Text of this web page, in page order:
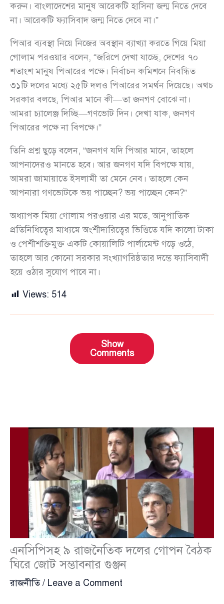
করুন। বাংলাদেশের মানুষ আরেকটি হাসিনা জন্ম নিতে দেবে
না। আরেকটি ফ্যাসিবাদ জন্ম নিতে দেবে না।”
পিআর ব্যবস্থা নিয়ে নিজের অবস্থান ব্যাখ্যা করতে গিয়ে মিয়া
গোলাম পরওয়ার বলেন, “জরিপে দেখা যাচ্ছে, দেশের ৭০
শতাংশ মানুষ পিআরের পক্ষে। নির্বাচন কমিশনে নিবন্ধিত
৩১টি দলের মধ্যে ২৫টি দলও পিআরের সমর্থন দিয়েছে। অথচ
সরকার বলছে, পিআর মানে কী—তা জনগণ বোঝে না।
আমরা চ্যালেঞ্জ দিচ্ছি—গণভোট দিন। দেখা যাক, জনগণ
পিআরের পক্ষে না বিপক্ষে।”
তিনি প্রশ্ন ছুড়ে বলেন, “জনগণ যদি পিআর মানে, তাহলে
আপনাদেরও মানতে হবে। আর জনগণ যদি বিপক্ষে যায়,
আমরা জামায়াতে ইসলামী তা মেনে নেব। তাহলে কেন
আপনারা গণভোটকে ভয় পাচ্ছেন? ভয় পাচ্ছেন কেন?”
অধ্যাপক মিয়া গোলাম পরওয়ার এর মতে, আনুপাতিক
প্রতিনিধিত্বের মাধ্যমে অংশীদারিত্বের ভিত্তিতে যদি কালো টাকা
ও পেশীশক্তিমুক্ত একটি কোয়ালিটি পার্লামেন্ট গড়ে ওঠে,
তাহলে আর কোনো সরকার সংখ্যাগরিষ্ঠতার দম্ভে ফ্যাসিবাদী
হয়ে ওঠার সুযোগ পাবে না।
Views: 514
Show
Comments
এনসিপিসহ ৯ রাজনৈতিক দলের গোপন বৈঠক
ঘিরে জোট সম্ভাবনার গুঞ্জন
রাজনীতি/ Leave a Comment